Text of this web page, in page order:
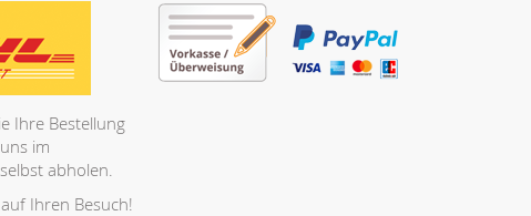
Ihre Bestellung
im
abholen.
Ihren Besuch!